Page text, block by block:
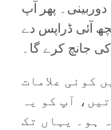
پھر آپ
آئی ڈراپس دے
کی جانچ کرے گا۔
کوئی علامات
آپ کو یہ
ہو۔ یہاں تک